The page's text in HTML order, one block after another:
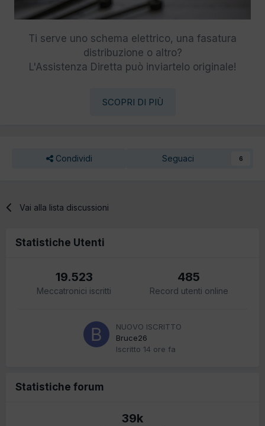
Ti serve uno schema elettrico, una fasatura
distribuzione o altro?
L'Assistenza Diretta può inviartelo originale!
SCOPRI DI PIÙ
Condividi Seguaci 6
Vai alla lista discussioni
Statistiche Utenti
19.523
Meccatronici iscritti
485
Record utenti online
NUOVO ISCRITTO
Bruce26
Iscritto 14 ore fa
Statistiche forum
39k